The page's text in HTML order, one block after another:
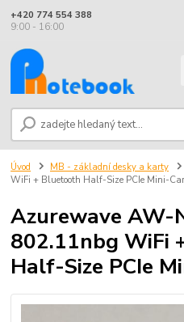
+420 774 554 388
9:00 - 16:00
Úvod MB - základní desky a karty
WiFi + Bluetooth Half-Size PCIe Mini-
Azurewave AW-
802.11nbg WiFi
Half-Size PCIe